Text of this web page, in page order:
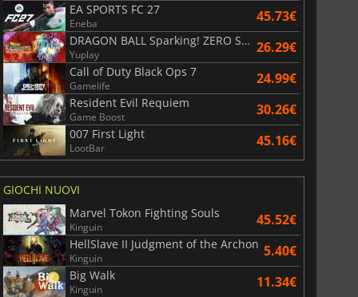
WARHAMMER 3 Lies Of P
EA SPORTS FC 27
Eneba 45.73€
DRAGON BALL Sparking! ZERO Super Limit Breaking NEO
Yuplay 26.29€
Call of Duty Black Ops 7
Gamelife 24.99€
Resident Evil Requiem
Game Boost 30.26€
007 First Light
LootBar 45.16€
GIOCHI NUOVI
Marvel Tokon Fighting Souls
Kinguin 45.52€
HellSlave II Judgment of the Archon
Kinguin 5.40€
Big Walk
Kinguin 11.34€